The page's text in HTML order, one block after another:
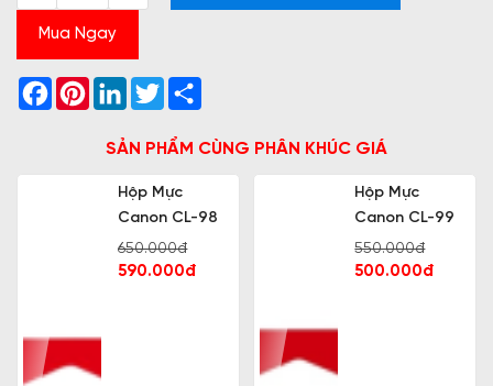
Mua Ngay
Facebook
PinterestLinkedInTwitter
SẢN PHẨM CÙNG PHÂN KHÚC GIÁ
Hộp Mực
Canon CL-98
650.000đ
590.000đ
Hộp Mực
Canon CL-99
550.000đ
500.000đ